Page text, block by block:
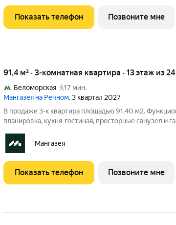
Показать телефон Позвоните мне
91,4 м² · 3-комнатная квартира · 13 этаж из 24
Беломорская
17 мин.
Мангазея на Речном, 3 квартал 2027
В продаже 3-к квартира площадью 91.40 м2.
планировка, кухня-гостиная, просторные санузел и
покупки: - Семейная ипотека от 3,5% на весь срок; -
Мангазея
Показать телефон Позвоните мне